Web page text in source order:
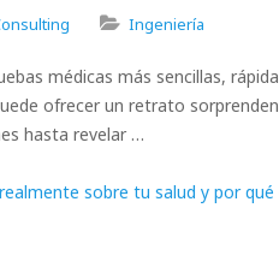
Ingeniería
médicas más sencillas,
ofrecer un retrato
hasta revelar …
sobre tu salud y por